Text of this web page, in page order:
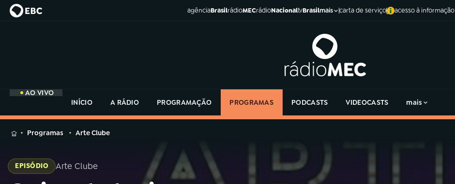
agênciaBrasilrádioMECrádioNacionaltvBrasilmais carta de serviço acesso à informação
AO VIVO
INÍCIO
A RÁDIO PROGRAMAÇÃO PROGRAMAS PODCASTS VIDEOCASTS mais
MENU
Buscar
na
Rádio
Programas Arte Clube
EPISÓDIO Arte Clube